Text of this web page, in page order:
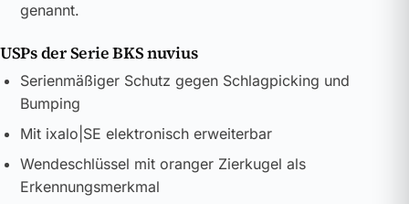
genannt.
USPs der Serie BKS nuvius
Serienmäßiger Schutz gegen Schlagpicking und
Bumping
Mit ixalo|SE elektronisch erweiterbar
Wendeschlüssel mit oranger Zierkugel als
Erkennungsmerkmal